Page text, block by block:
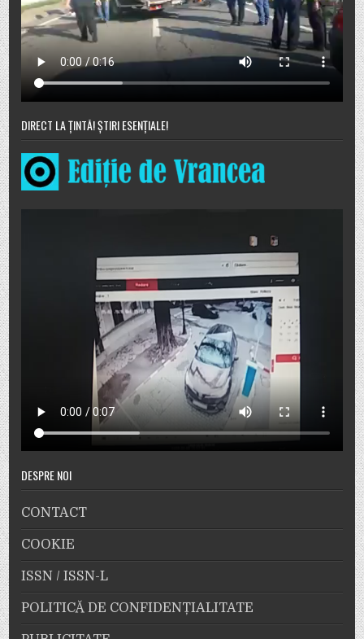
DIRECT LA ȚINTĂ! ȘTIRI ESENȚIALE!
DESPRE NOI
CONTACT
COOKIE
ISSN / ISSN-L
POLITICĂ DE CONFIDENȚIALITATE